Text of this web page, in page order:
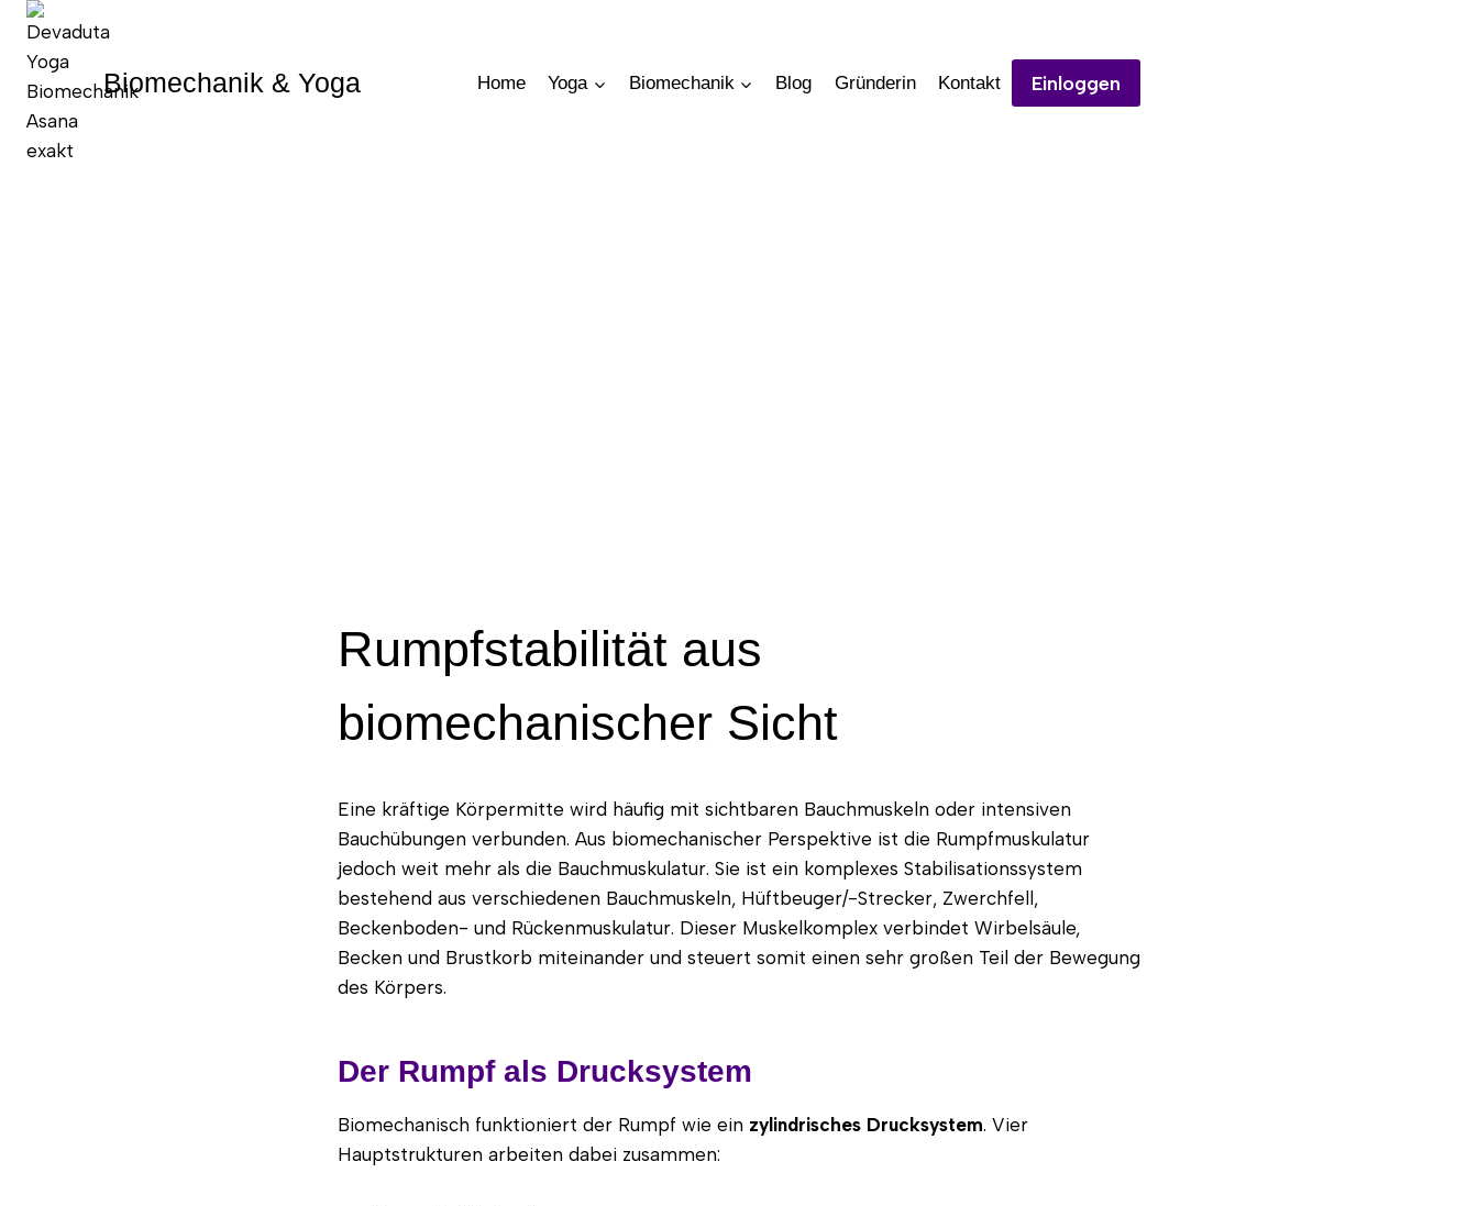
Zum
Inhalt
springen
Biomechanik & Yoga Home Yoga Biomechanik Blog Gründerin Kontakt Einloggen
Rumpfstabilität aus
biomechanischer Sicht
Eine kräftige Körpermitte wird häufig mit sichtbaren Bauchmuskeln oder intensiven
Bauchübungen verbunden. Aus biomechanischer Perspektive ist die Rumpfmuskulatur
jedoch weit mehr als die Bauchmuskulatur. Sie ist ein komplexes Stabilisationssystem
bestehend aus verschiedenen Bauchmuskeln, Hüftbeuger/-Strecker, Zwerchfell,
Beckenboden- und Rückenmuskulatur. Dieser Muskelkomplex verbindet Wirbelsäule,
Becken und Brustkorb miteinander und steuert somit einen sehr großen Teil der Bewegung
des Körpers.
Der Rumpf als Drucksystem
Biomechanisch funktioniert der Rumpf wie ein zylindrisches Drucksystem. Vier
Hauptstrukturen arbeiten dabei zusammen: